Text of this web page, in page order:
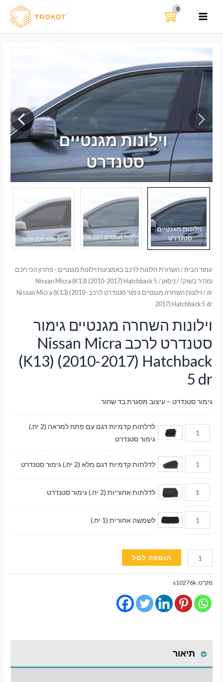
MAIN
עמוד הבית/השחרת חלונות לרכב באמצעות וילונות מגנטיים - פתרון הכי חכם
ומהיר בשוק! / ניסאן /
Nissan Micra (K13) (2010-2017) Hatchback 5
dr
/ וילונות השחרה מגנטיים גימור סטנדרט לרכב Nissan Micra (K13) (2010-
2017) Hatchback 5 dr
וילונות השחרה מגנטיים גימור
סטנדרט לרכב Nissan Micra
(K13) (2010-2017) Hatchback
5 dr
גימור סטנדרט – עיצוב מסגרת בד שחור
לדלתות קדמיות דגם עם פתח למראה (2 יח.)
גימור סטנדרט
לדלתות קדמיות דגם מלא (2 יח.) גימור סטנדרט
לדלתות אחוריות (2 יח.) גימור סטנדרט
לשמשה אחורית (1 יח.)
כמות
של
וילונות
מגנטיים
Nissan
Micra
הוספה לסל
מק"ט:s10276k
תיאור